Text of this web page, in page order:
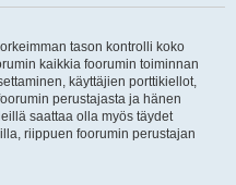
tason kontrolli koko
kaikkia foorumin toiminnan
käyttäjien porttikiellot,
perustajasta ja hänen
saattaa olla myös täydet
riippuen foorumin perustajan